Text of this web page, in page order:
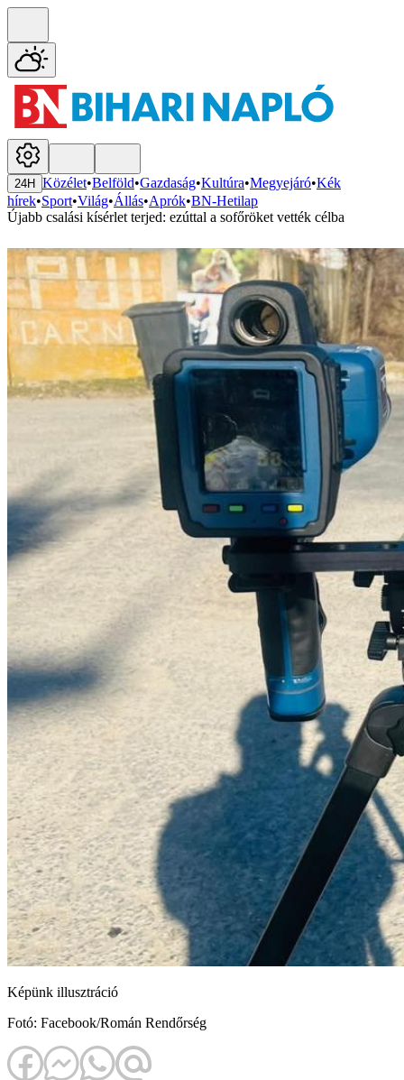
24H Közélet•Belföld•Gazdaság•Kultúra•Megyejáró•Kék
hírek•Sport•Világ•Állás•Aprók•BN-Hetilap
Újabb csalási kísérlet terjed: ezúttal a sofőröket vették célba
Képünk illusztráció
Fotó: Facebook/Román Rendőrség